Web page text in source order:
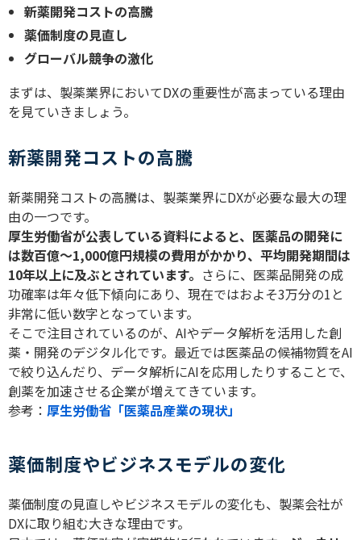
新薬開発コストの高騰
薬価制度の見直し
グローバル競争の激化
まずは、製薬業界においてDXの重要性が高まっている理由
を見ていきましょう。
新薬開発コストの高騰
新薬開発コストの高騰は、製薬業界にDXが必要な最大の理
由の一つです。
厚生労働省が公表している資料によると、医薬品の開発に
は数百億〜1,000億円規模の費用がかかり、平均開発期間は
10年以上に及ぶとされています。 さらに、医薬品開発の成
功確率は年々低下傾向にあり、現在ではおよそ3万分の1 と
非常に低い数字となっています。
そこで注目されているのが、 AIやデータ解析を活用した創
薬・開発のデジタル化です。最近では医薬品の候補物質をAI
で絞り込んだり、データ解析にAIを応用したりすることで、
創薬を加速させる企業が増えてきています。
参考： 厚生労働省「医薬品産業の現状」
薬価制度やビジネスモデルの変化
薬価制度の見直しやビジネスモデルの変化も、製薬会社が
DXに取り組む大きな理由です。